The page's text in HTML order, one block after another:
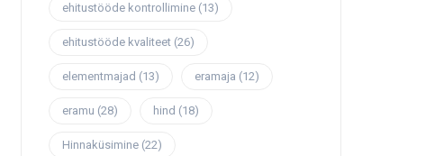
ehitustööde kontrollimine (13)
ehitustööde kvaliteet (26)
elementmajad (13) eramaja (12)
eramu (28) hind (18)
Hinnaküsimine (22)